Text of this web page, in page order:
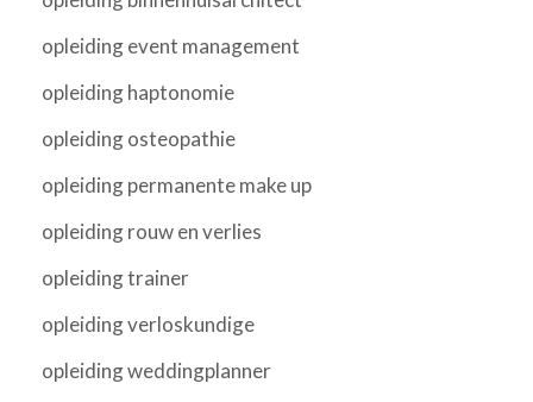
opleiding event management
opleiding haptonomie
opleiding osteopathie
opleiding permanente make up
opleiding rouw en verlies
opleiding trainer
opleiding verloskundige
opleiding weddingplanner